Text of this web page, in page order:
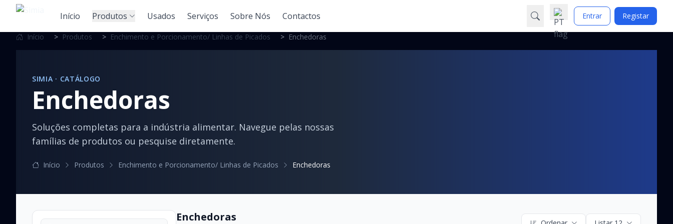
Início Produtos Usados Serviços Sobre Nós Contactos Entrar Registar
Início > Produtos > Enchimento e Porcionamento/ Linhas de Picados > Enchedoras
SIMIA · CATÁLOGO
Enchedoras
Soluções completas para a indústria alimentar. Navegue pelas nossas
famílias de produtos ou pesquise diretamente.
Início Produtos Enchimento e Porcionamento/ Linhas de Picados Enchedoras
Enchedoras